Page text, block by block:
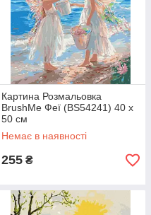
Картина Розмальовка
BrushMe Феї (BS54241) 40 х
50 см
Немає в наявності
255 ₴